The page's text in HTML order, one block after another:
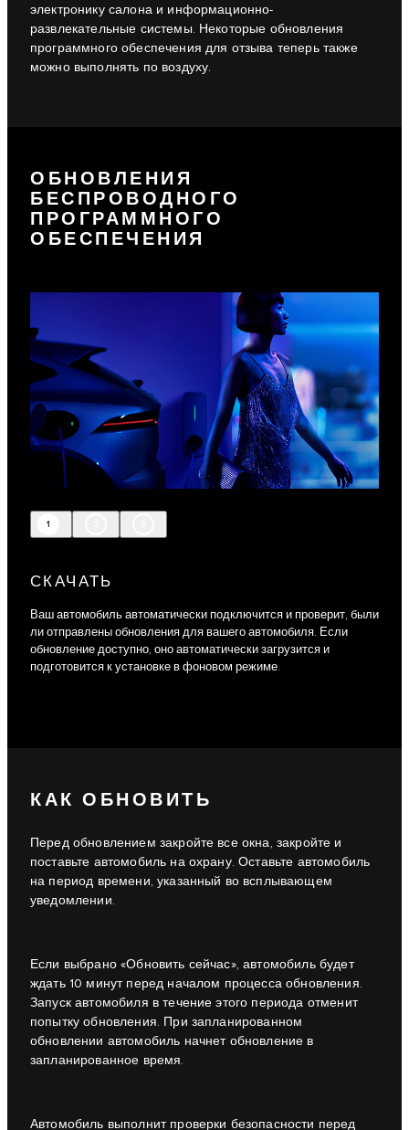
электронику салона и информационно-
развлекательные системы. Некоторые обновления
программного обеспечения для отзыва теперь также
можно выполнять по воздуху.
ОБНОВЛЕНИЯ
БЕСПРОВОДНОГО
ПРОГРАММНОГО
ОБЕСПЕЧЕНИЯ
1
СКАЧАТЬ
Ваш автомобиль автоматически подключится и проверит, были
ли отправлены обновления для вашего автомобиля. Если
обновление доступно, оно автоматически загрузится и
подготовится к установке в фоновом режиме.
КАК ОБНОВИТЬ
Перед обновлением закройте все окна, закройте и
поставьте автомобиль на охрану. Оставьте автомобиль
на период времени, указанный во всплывающем
уведомлении.
Если выбрано «Обновить сейчас», автомобиль будет
ждать 10 минут перед началом процесса обновления.
Запуск автомобиля в течение этого периода отменит
попытку обновления. При запланированном
обновлении автомобиль начнет обновление в
запланированное время.
Автомобиль выполнит проверки безопасности перед